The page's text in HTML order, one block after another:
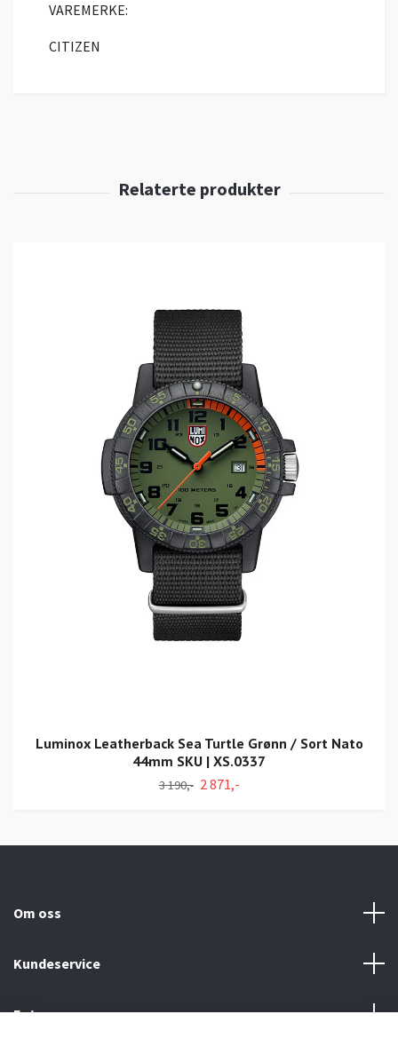
VAREMERKE:
CITIZEN
Luminox Leatherback Sea Turtle Grønn / Sort Nato
44mm SKU | XS.0337
3 190,- 2 871,-
Om oss
Kundeservice
Fotmeny